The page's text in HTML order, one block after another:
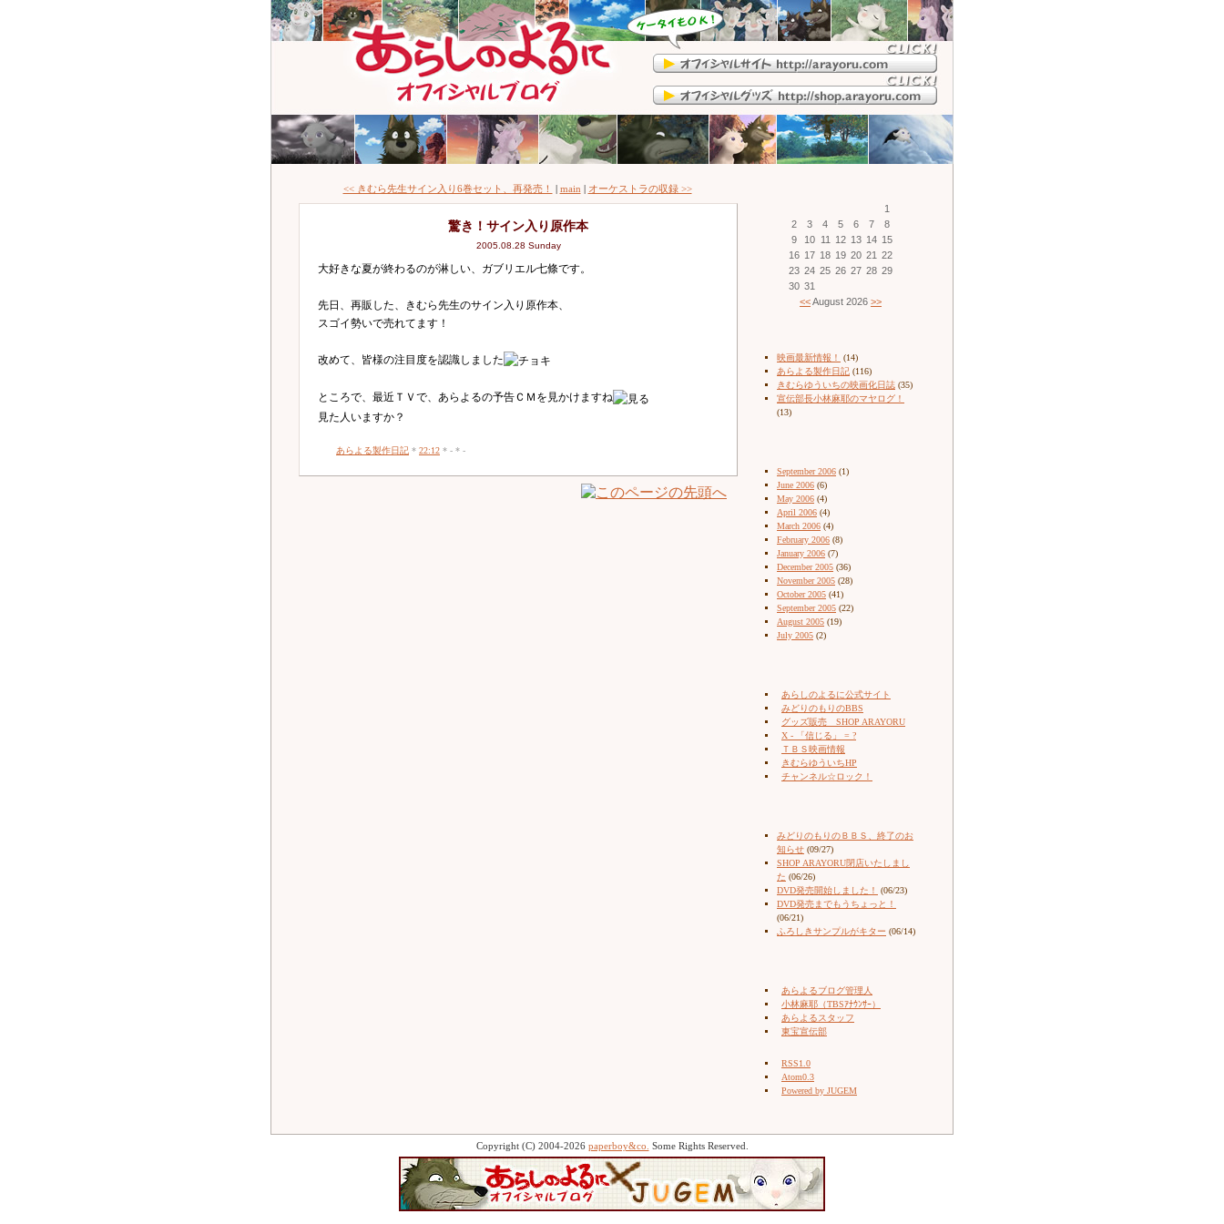
<< きむら先生サイン入り6巻セット、再発売！ | main | オーケストラの収録 >>
驚き！サイン入り原作本
2005.08.28 Sunday
大好きな夏が終わるのが淋しい、ガブリエル七條です。
先日、再販した、きむら先生のサイン入り原作本、
スゴイ勢いで売れてます！
改めて、皆様の注目度を認識しました
ところで、最近ＴＶで、あらよるの予告ＣＭを見かけますね
見た人いますか？
あらよる製作日記 * 22:12 * - * -
1
2
3 4 5 6 7
8
9
10 11 12 13 14 15
16 17 18 19 20 21 22
23 24 25 26 27 28 29
30 31
<<August 2026 >>
映画最新情報！
(14)
あらよる製作日記 (116)
きむらゆういちの映画化日誌 (35)
宣伝部長小林麻耶のマヤログ！
(13)
September 2006 (1)
June 2006 (6)
May 2006 (4)
April 2006 (4)
March 2006 (4)
February 2006 (8)
January 2006 (7)
December 2005 (36)
November 2005 (28)
October 2005 (41)
September 2005 (22)
August 2005 (19)
July 2005 (2)
あらしのよるに公式サイト
みどりのもりのBBS
グッズ販売 SHOP ARAYORU
X - 「信じる」 = ?
ＴＢＳ映画情報
きむらゆういちHP
チャンネル☆ロック！
みどりのもりのＢＢＳ、終了のお
知らせ (09/27)
SHOP ARAYORU閉店いたしまし
た (06/26)
DVD発売開始しました！
(06/23)
DVD発売までもうちょっと！
(06/21)
ふろしきサンプルがキター (06/14)
あらよるブログ管理人
小林麻耶（TBSｱﾅｳﾝｻｰ）
あらよるスタッフ
東宝宣伝部
RSS1.0
Atom0.3
Powered by JUGEM
Copyright (C) 2004-2026 paperboy&co. Some Rights Reserved.